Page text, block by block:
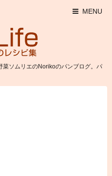
MENU
ソムリエのNorikoのパンブログ。パ